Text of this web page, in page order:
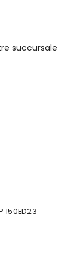
succursale
150ED23